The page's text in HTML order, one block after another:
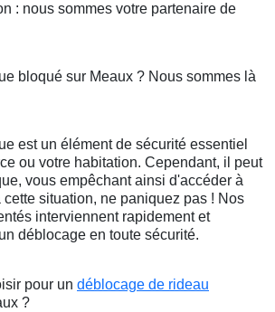
: nous sommes votre partenaire de
bloqué sur Meaux ? Nous sommes là
est un élément de sécurité essentiel
ou votre habitation. Cependant, il peut
vous empêchant ainsi d'accéder à
situation, ne paniquez pas ! Nos
interviennent rapidement et
déblocage en toute sécurité.
pour un déblocage de rideau
?